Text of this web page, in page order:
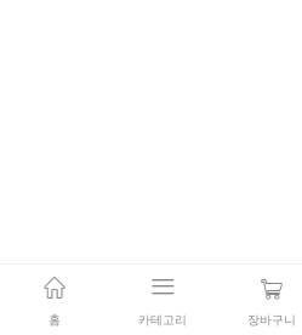
홈 카테고리 장바구니